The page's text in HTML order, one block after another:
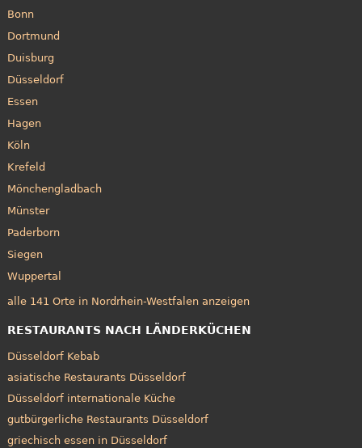
Bonn
Dortmund
Duisburg
Düsseldorf
Essen
Hagen
Köln
Krefeld
Mönchengladbach
Münster
Paderborn
Siegen
Wuppertal
alle 141 Orte in Nordrhein-Westfalen anzeigen
RESTAURANTS NACH LÄNDERKÜCHEN
Düsseldorf Kebab
asiatische Restaurants Düsseldorf
Düsseldorf internationale Küche
gutbürgerliche Restaurants Düsseldorf
griechisch essen in Düsseldorf